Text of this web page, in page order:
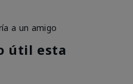
a un amigo
útil esta